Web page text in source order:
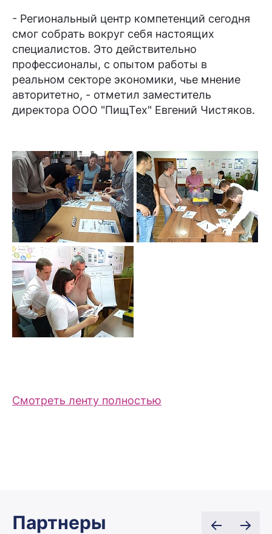
- Региональный центр компетенций сегодня
смог собрать вокруг себя настоящих
специалистов. Это действительно
профессионалы, с опытом работы в
реальном секторе экономики, чье мнение
авторитетно, - отметил заместитель
директора ООО "ПищТех" Евгений Чистяков.
Смотреть ленту полностью
Партнеры